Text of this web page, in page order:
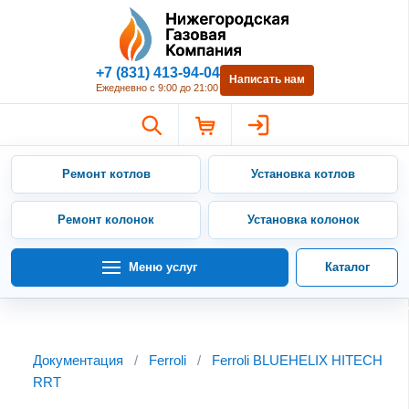
Нижегородская Газовая
+7 (831) 413-94-04
Ежедневно с 9:00 до 21:00
Написать нам
Ремонт котлов Установка котлов
Ремонт колонок Установка колонок
Меню услуг Каталог
Документация / Ferroli /
Ferroli BLUEHELIX HITECH
RRT